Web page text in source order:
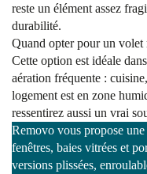
reste un élément assez
durabilité.
Quand opter pour un volet
Cette option est idéale
aération fréquente :
logement est en zone
ressentirez aussi un vrai
Removo vous propose
fenêtres, baies vitrées et
versions plissées,